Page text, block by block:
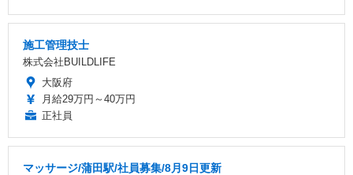
施工管理技士
株式会社BUILDLIFE
大阪府
月給29万円～40万円
正社員
マッサージ/蒲田駅/社員募集/8月9日更新